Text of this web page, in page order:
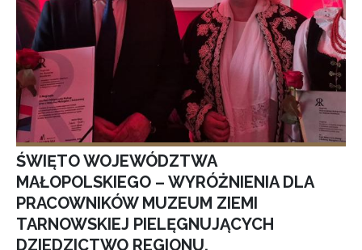
ŚWIĘTO WOJEWÓDZTWA
MAŁOPOLSKIEGO – WYRÓŻNIENIA DLA
PRACOWNIKÓW MUZEUM ZIEMI
TARNOWSKIEJ PIELĘGNUJĄCYCH
DZIEDZICTWO REGIONU.